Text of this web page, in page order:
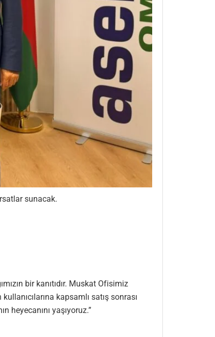
sunacak.
bir kanıtıdır. Muskat Ofisimiz
kapsamlı satış sonrası
heyecanını yaşıyoruz.”